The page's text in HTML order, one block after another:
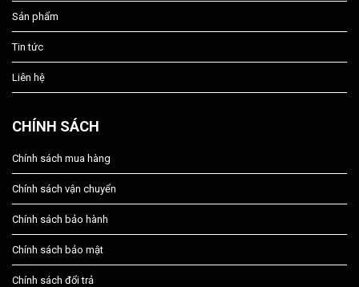
Sản phẩm
Tin tức
Liên hệ
CHÍNH SÁCH
Chính sách mua hàng
Chính sách vận chuyển
Chính sách bảo hành
Chính sách bảo mật
Chính sách đổi trả